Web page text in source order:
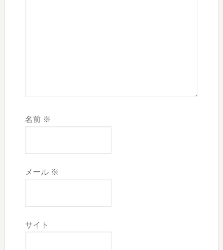
名前 ※
メール ※
サイト